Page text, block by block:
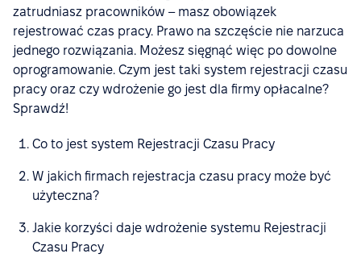
zatrudniasz pracowników – masz obowiązek
rejestrować czas pracy. Prawo na szczęście nie narzuca
jednego rozwiązania. Możesz sięgnąć więc po dowolne
oprogramowanie. Czym jest taki system rejestracji czasu
pracy oraz czy wdrożenie go jest dla firmy opłacalne?
Sprawdź!
Co to jest system Rejestracji Czasu Pracy
W jakich firmach rejestracja czasu pracy może być
użyteczna?
Jakie korzyści daje wdrożenie systemu Rejestracji
Czasu Pracy